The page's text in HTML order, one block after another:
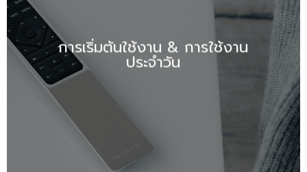
การเริ่มต้นใช้งาน & การใช้งาน
ประจำวัน